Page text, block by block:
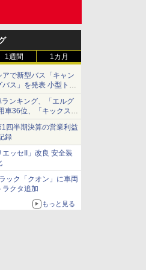
1週間 1カ月
で新型バス「キャン
ス」を発表 小型トラ
輸送向けバス
ンキング、「エルグ
車36位、「キックス」
四半期決算の営業利益
録
ッセII」改良 安全装
ック「クオン」に車両
ラクタ追加
もっと見る